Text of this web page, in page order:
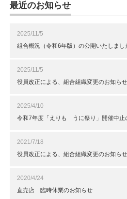
最近のお知らせ
2025/11/5
組合概況（令和6年版）の公開いたしまし
2025/11/5
役員改正による、組合組織変更のお知らせ
2025/4/10
令和7年度「えりも うに祭り」開催中止
2021/7/18
役員改正による、組合組織変更のお知らせ
2020/4/24
直売店 臨時休業のお知らせ